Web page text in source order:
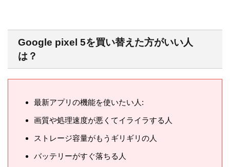
Google pixel 5を買い替えた方がいい人
は？
最新アプリの機能を使いたい人:
画質や処理速度が悪くてイライラする人
ストレージ容量がもうギリギリの人
バッテリーがすぐ落ちる人